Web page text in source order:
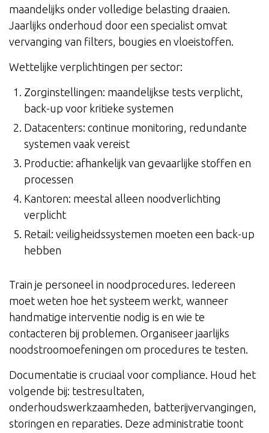
maandelijks onder volledige belasting draaien.
Jaarlijks onderhoud door een specialist omvat
vervanging van filters, bougies en vloeistoffen.
Wettelijke verplichtingen per sector:
Zorginstellingen: maandelijkse tests verplicht,
back-up voor kritieke systemen
Datacenters: continue monitoring, redundante
systemen vaak vereist
Productie: afhankelijk van gevaarlijke stoffen en
processen
Kantoren: meestal alleen noodverlichting
verplicht
Retail: veiligheidssystemen moeten een back-up
hebben
Train je personeel in noodprocedures. Iedereen
moet weten hoe het systeem werkt, wanneer
handmatige interventie nodig is en wie te
contacteren bij problemen. Organiseer jaarlijks
noodstroomoefeningen om procedures te testen.
Documentatie is cruciaal voor compliance. Houd het
volgende bij: testresultaten,
onderhoudswerkzaamheden, batterijvervangingen,
storingen en reparaties. Deze administratie toont